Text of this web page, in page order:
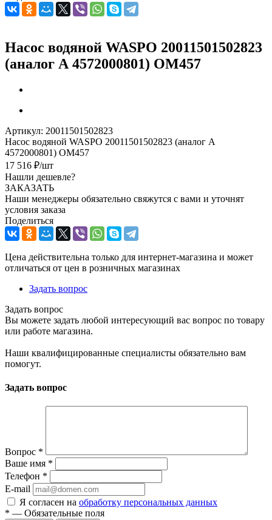
Насос водяной WASPO 20011501502823
(аналог А 4572000801) OM457
Артикул: 20011501502823
Насос водяной WASPO 20011501502823 (аналог А
4572000801) OM457
17 516 ₽/шт
Нашли дешевле?
ЗАКАЗАТЬ
Наши менеджеры обязательно свяжутся с вами и уточнят
условия заказа
Поделиться
Цена действительна только для интернет-магазина и может
отличаться от цен в розничных магазинах
Задать вопрос
Задать вопрос
Вы можете задать любой интересующий вас вопрос по товару
или работе магазина.
Наши квалифицированные специалисты обязательно вам
помогут.
Задать вопрос
Вопрос *
Ваше имя *
Телефон *
E-mail
Я согласен на обработку персональных данных
* — Обязательные поля